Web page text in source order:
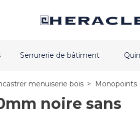
Serrurerie de bâtiment
menuiserie bois > Monopoints
noire sans